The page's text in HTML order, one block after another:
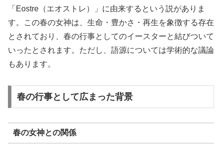
「Eostre（エオストレ）」に由来するという説がありま
す。この春の女神は、生命・豊かさ・再生を象徴する存在
とされており、春の行事としてのイースターと結びついて
いったとされます。ただし、語源については学術的な議論
もあります。
春の行事として広まった背景
春の女神との関係